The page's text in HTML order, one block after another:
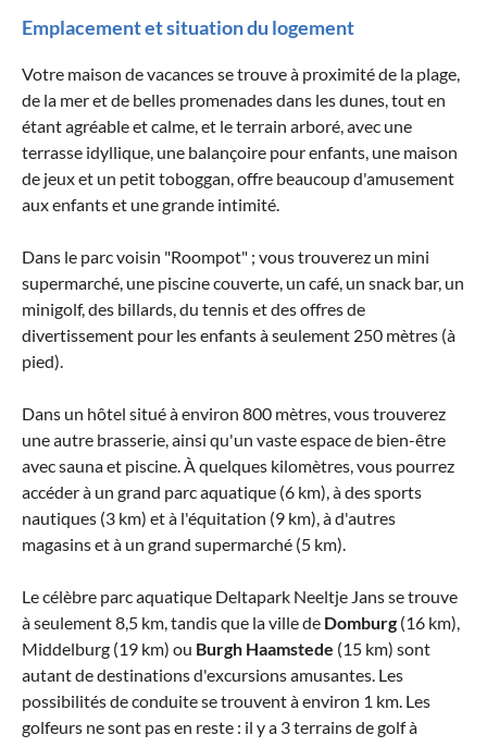
Emplacement et situation du logement
Votre maison de vacances se trouve à proximité de la plage,
de la mer et de belles promenades dans les dunes, tout en
étant agréable et calme, et le terrain arboré, avec une
terrasse idyllique, une balançoire pour enfants, une maison
de jeux et un petit toboggan, offre beaucoup d'amusement
aux enfants et une grande intimité.
Dans le parc voisin "Roompot" ; vous trouverez un mini
supermarché, une piscine couverte, un café, un snack bar, un
minigolf, des billards, du tennis et des offres de
divertissement pour les enfants à seulement 250 mètres (à
pied).
Dans un hôtel situé à environ 800 mètres, vous trouverez
une autre brasserie, ainsi qu'un vaste espace de bien-être
avec sauna et piscine. À quelques kilomètres, vous pourrez
accéder à un grand parc aquatique (6 km), à des sports
nautiques (3 km) et à l'équitation (9 km), à d'autres
magasins et à un grand supermarché (5 km).
Le célèbre parc aquatique Deltapark Neeltje Jans se trouve
à seulement 8,5 km, tandis que la ville de Domburg (16 km),
Middelburg (19 km) ou Burgh Haamstede (15 km) sont
autant de destinations d'excursions amusantes. Les
possibilités de conduite se trouvent à environ 1 km. Les
golfeurs ne sont pas en reste : il y a 3 terrains de golf à